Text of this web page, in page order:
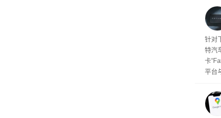
将
的技
起
针对
特汽
卡
平台
车